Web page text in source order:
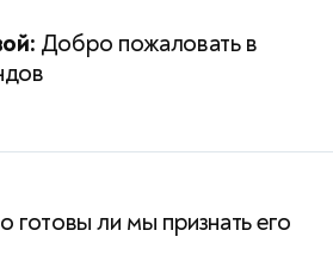
Добро пожаловать в
готовы ли мы признать его